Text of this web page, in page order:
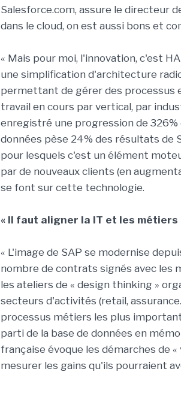
Salesforce.com, assure le directeur
dans le cloud, on est aussi bons et
« Mais pour moi, l'innovation, c'est
une simplification d'architecture
permettant de gérer des processus
travail en cours par vertical, par
enregistré une progression de 326%
données pèse 24% des résultats de
pour lesquels c'est un élément
par de nouveaux clients (en
se font sur cette technologie.
« Il faut aligner la IT et les métiers
« L'image de SAP se modernise
nombre de contrats signés avec les
les ateliers de « design thinking »
secteurs d'activités (retail,
processus métiers les plus
parti de la base de données en
française évoque les démarches de
mesurer les gains qu'ils pourraient